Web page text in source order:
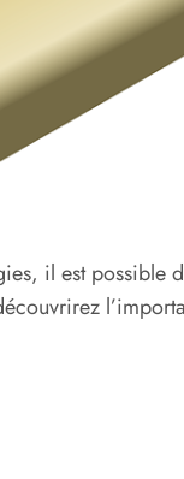
il est possible